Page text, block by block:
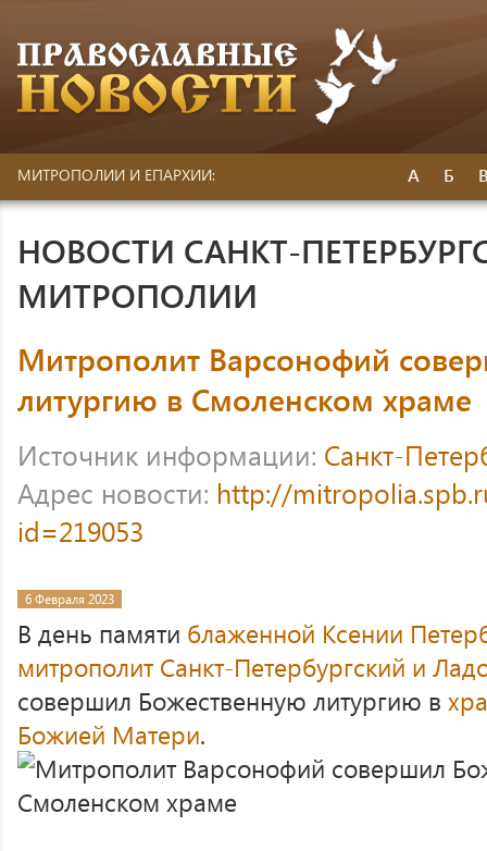
МИТРОПОЛИИ И ЕПАРХИИ: А Б
НОВОСТИ САНКТ-
МИТРОПОЛИИ
Митрополит Варсонофий
литургию в Смоленском храме
Источник информации: Санкт-
Адрес новости: http://
id=219053
6 Февраля 2023
В день памяти блаженной Ксении
митрополит Санкт-Петербургский и
совершил Божественную литургию в
Божией Матери.